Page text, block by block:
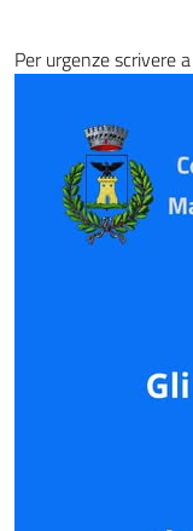
Per urgenze scrivere a